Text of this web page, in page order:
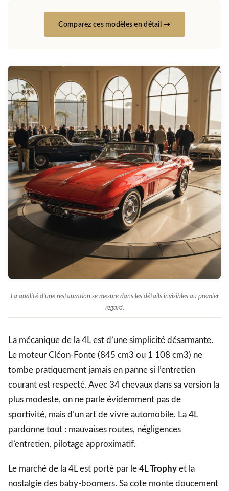
Comparez ces modèles en détail →
La qualité d’une restauration se mesure dans les détails invisibles au premier
regard.
La mécanique de la 4L est d’une simplicité désarmante.
Le moteur Cléon-Fonte (845 cm3 ou 1 108 cm3) ne
tombe pratiquement jamais en panne si l’entretien
courant est respecté. Avec 34 chevaux dans sa version la
plus modeste, on ne parle évidemment pas de
sportivité, mais d’un art de vivre automobile. La 4L
pardonne tout : mauvaises routes, négligences
d’entretien, pilotage approximatif.
Le marché de la 4L est porté par le 4L Trophy et la
nostalgie des baby-boomers. Sa cote monte doucement